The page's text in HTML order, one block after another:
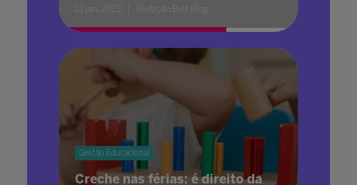
Redação Bett Blog
Gestão Educacional
Creche nas férias: é direito da